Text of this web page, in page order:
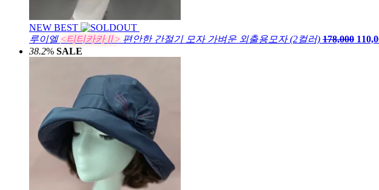
NEW BEST
루이엘 <티티카카Ⅱ> 편안한 간절기 모자 가벼운 외출용모자 (2컬러) 178,000
38.2% SALE